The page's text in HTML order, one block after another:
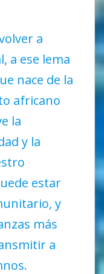
a
a ese lema
nace de la
africano
la
y la
estar
y
más
a